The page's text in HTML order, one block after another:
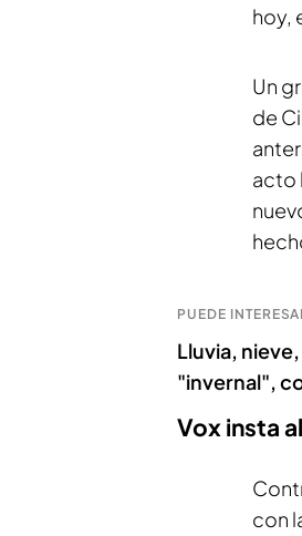
hoy,
Un
de
acto
PUEDE
Lluvia,
"invernal",
Vox insta
con